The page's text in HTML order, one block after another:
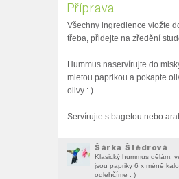
Příprava
Všechny ingredience vložte
třeba, přidejte na zředění
Hummus naservírujte do
mletou paprikou a pokapte
olivy : )
Servírujte s bagetou nebo
Šárka Štědrová
Klasický hummus dělám,
jsou papriky 6 x méně
odlehčíme : )